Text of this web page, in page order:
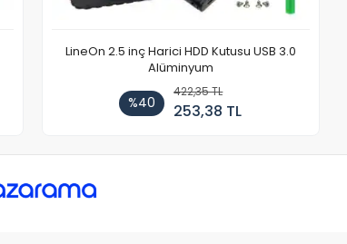
LineOn 2.5 inç Harici HDD Kutusu USB 3.0
Alüminyum
%40
422,35 TL
253,38 TL